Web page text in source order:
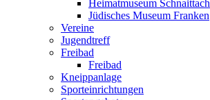
Heimatmuseum Schnaittach
Jüdisches Museum Franken
Vereine
Jugendtreff
Freibad
Freibad
Kneippanlage
Sporteinrichtungen